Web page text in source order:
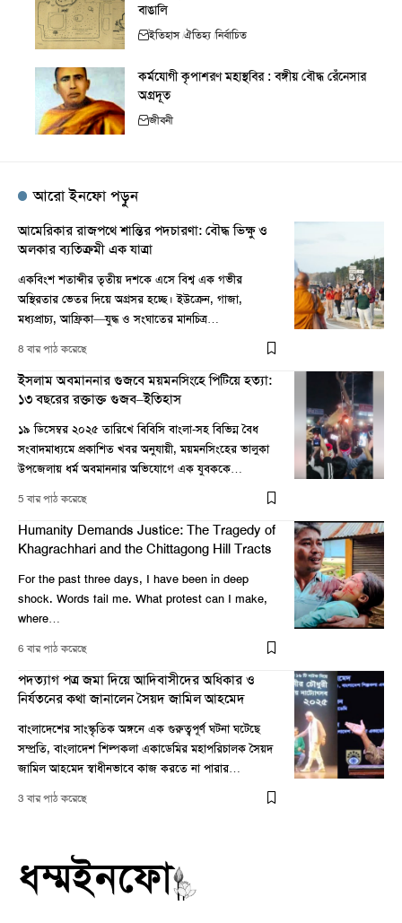
বাঙালি
ইতিহাস ঐতিহ্য নির্বাচিত
কর্মযোগী কৃপাশরণ মহাস্থবির : বঙ্গীয় বৌদ্ধ রেঁনেসার
অগ্রদূত
জীবনী
আরো ইনফো পড়ুন
আমেরিকার রাজপথে শান্তির পদচারণা: বৌদ্ধ ভিক্ষু ও
অলকার ব্যতিক্রমী এক যাত্রা
একবিংশ শতাব্দীর তৃতীয় দশকে এসে বিশ্ব এক গভীর
অস্থিরতার ভেতর দিয়ে অগ্রসর হচ্ছে। ইউক্রেন, গাজা,
মধ্যপ্রাচ্য, আফ্রিকা—যুদ্ধ ও সংঘাতের মানচিত্র…
8 বার পাঠ করেছে
ইসলাম অবমাননার গুজবে ময়মনসিংহে পিটিয়ে হত্যা:
১৩ বছরের রক্তাক্ত গুজব–ইতিহাস
১৯ ডিসেম্বর ২০২৫ তারিখে বিবিসি বাংলা-সহ বিভিন্ন বৈধ
সংবাদমাধ্যমে প্রকাশিত খবর অনুযায়ী, ময়মনসিংহের ভালুকা
উপজেলায় ধর্ম অবমাননার অভিযোগে এক যুবককে…
5 বার পাঠ করেছে
Humanity Demands Justice: The Tragedy of
Khagrachhari and the Chittagong Hill Tracts
For the past three days, I have been in deep
shock. Words fail me. What protest can I make,
where…
6 বার পাঠ করেছে
পদত্যাগ পত্র জমা দিয়ে আদিবাসীদের অধিকার ও
নির্যতনের কথা জানালেন সৈয়দ জামিল আহমেদ
বাংলাদেশের সাংস্কৃতিক অঙ্গনে এক গুরুত্বপূর্ণ ঘটনা ঘটেছে
সম্প্রতি, বাংলাদেশ শিল্পকলা একাডেমির মহাপরিচালক সৈয়দ
জামিল আহমেদ স্বাধীনভাবে কাজ করতে না পারার…
3 বার পাঠ করেছে